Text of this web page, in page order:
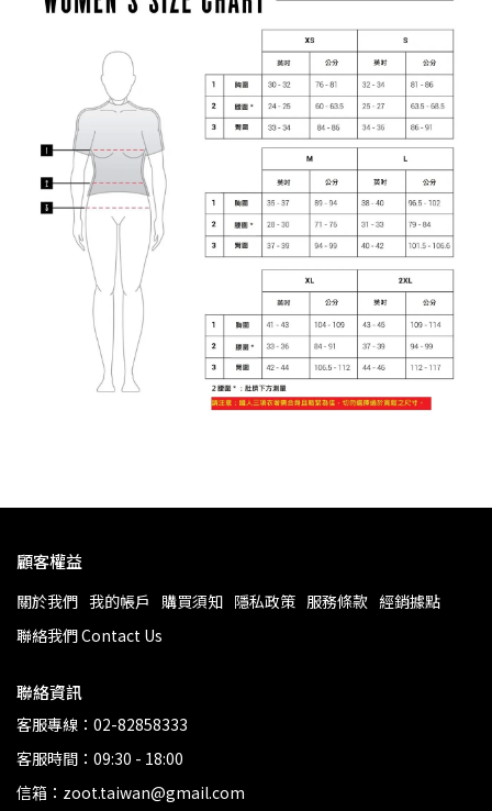
顧客權益
關於我們 我的帳戶 購買須知 隱私政策 服務條款 經銷據點
聯絡我們 Contact Us
聯絡資訊
客服專線：02-82858333
客服時間：09:30 - 18:00
信箱：zoot.taiwan@gmail.com